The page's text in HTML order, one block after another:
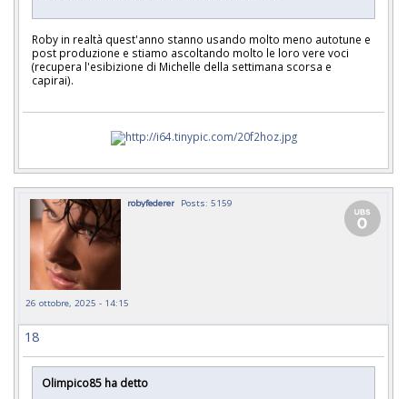
Roby in realtà quest'anno stanno usando molto meno autotune e
post produzione e stiamo ascoltando molto le loro vere voci
(recupera l'esibizione di Michelle della settimana scorsa e
capirai).
robyfederer Posts: 5159
26 ottobre, 2025 - 14:15
18
Olimpico85 ha detto